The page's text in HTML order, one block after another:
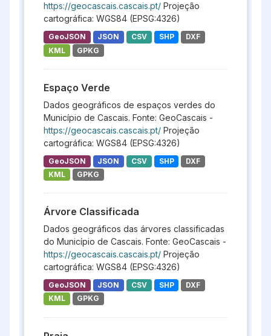
https://geocascais.cascais.pt/ Projeção
cartográfica: WGS84 (EPSG:4326)
GeoJSON JSON CSV SHP
DXF
KML
GPKG
Espaço Verde
Dados geográficos de espaços verdes do
Município de Cascais. Fonte: GeoCascais -
https://geocascais.cascais.pt/ Projeção
cartográfica: WGS84 (EPSG:4326)
GeoJSON JSON CSV SHP
DXF
KML
GPKG
Árvore Classificada
Dados geográficos das árvores classificadas
do Município de Cascais. Fonte: GeoCascais -
https://geocascais.cascais.pt/ Projeção
cartográfica: WGS84 (EPSG:4326)
GeoJSON JSON CSV SHP
DXF
KML
GPKG